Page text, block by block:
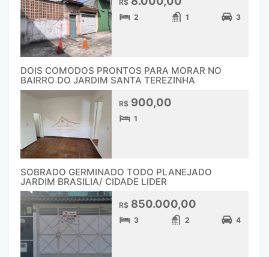
R$
2 1 3
DOIS COMODOS PRONTOS PARA MORAR NO
BAIRRO DO JARDIM SANTA TEREZINHA
R$ 900,00
1
SOBRADO GERMINADO TODO PLANEJADO
JARDIM BRASILIA/ CIDADE LIDER
R$ 850.000,00
3 2 4